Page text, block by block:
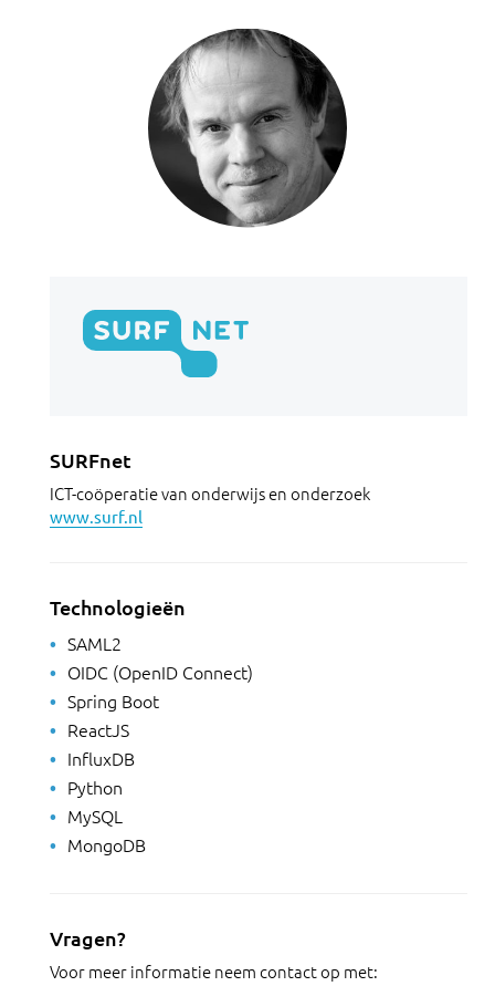
SURFnet
ICT-coöperatie van onderwijs en onderzoek
www.surf.nl
Technologieën
SAML2
OIDC (OpenID Connect)
Spring Boot
ReactJS
InfluxDB
Python
MySQL
MongoDB
Vragen?
Voor meer informatie neem contact op met: